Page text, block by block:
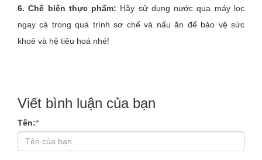
6. Chế biến thực phẩm: Hãy sử dụng nước qua máy lọc
ngay cả trong quá trình sơ chế và nấu ăn để bảo vệ sức
khoẻ và hệ tiêu hoá nhé!
Viết bình luận của bạn
Tên:*